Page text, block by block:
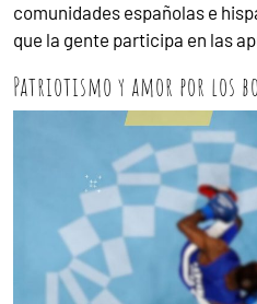
comunidades españolas e
que la gente participa en las
Patriotismo y amor por los